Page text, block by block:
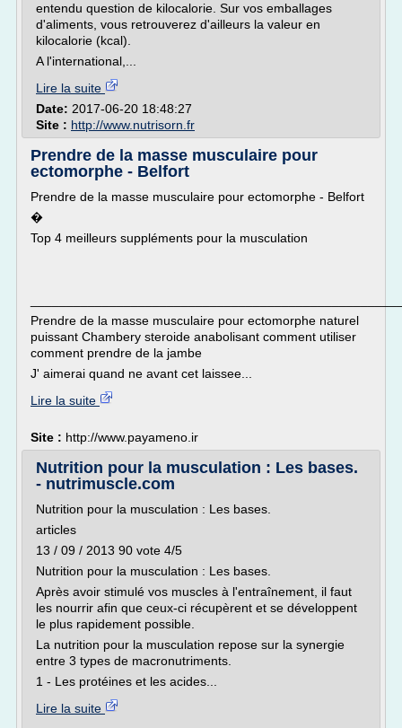
entendu question de kilocalorie. Sur vos emballages
d'aliments, vous retrouverez d'ailleurs la valeur en
kilocalorie (kcal).
A l'international,...
Lire la suite
Date: 2017-06-20 18:48:27
Site : http://www.nutrisorn.fr
Prendre de la masse musculaire pour
ectomorphe - Belfort
Prendre de la masse musculaire pour ectomorphe - Belfort
�
Top 4 meilleurs suppléments pour la musculation
Prendre de la masse musculaire pour ectomorphe naturel
puissant Chambery steroide anabolisant comment utiliser
comment prendre de la jambe
J' aimerai quand ne avant cet laissee...
Lire la suite
Site : http://www.payameno.ir
Nutrition pour la musculation : Les bases.
- nutrimuscle.com
Nutrition pour la musculation : Les bases.
articles
13 / 09 / 2013 90 vote 4/5
Nutrition pour la musculation : Les bases.
Après avoir stimulé vos muscles à l'entraînement, il faut
les nourrir afin que ceux-ci récupèrent et se développent
le plus rapidement possible.
La nutrition pour la musculation repose sur la synergie
entre 3 types de macronutriments.
1 - Les protéines et les acides...
Lire la suite